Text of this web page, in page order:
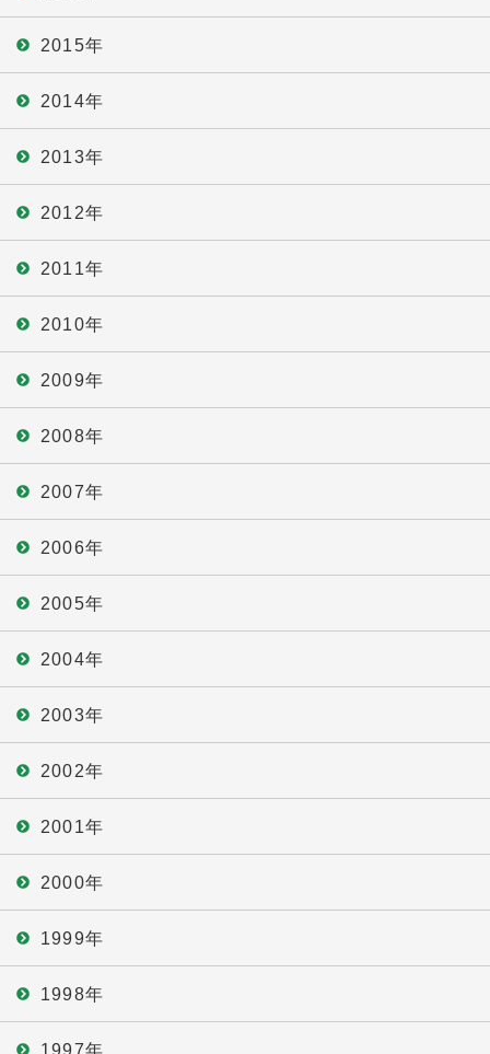
2015年
2014年
2013年
2012年
2011年
2010年
2009年
2008年
2007年
2006年
2005年
2004年
2003年
2002年
2001年
2000年
1999年
1998年
1997年